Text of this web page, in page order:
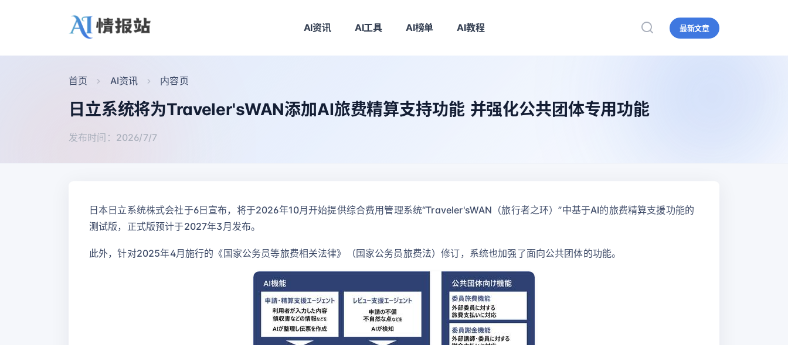
AI资讯 AI工具 AI榜单 AI教程 最新文章
首页 AI资讯 内容页
日立系统将为Traveler'sWAN添加AI旅费精算支持功能 并强化公共团体专用功能
发布时间：2026/7/7
日本日立系统株式会社于6日宣布，将于2026年10月开始提供综合费用管理系统“Traveler'sWAN（旅行者之环）”中基于AI的旅费精算支援功能的
测试版，正式版预计于2027年3月发布。
此外，针对2025年4月施行的《国家公务员等旅费相关法律》（国家公务员旅费法）修订，系统也加强了面向公共团体的功能。